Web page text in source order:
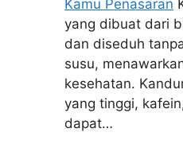
Kamu Penasaran
yang dibuat dari
dan diseduh
susu,
kesehatan.
yang tinggi,
dapat…